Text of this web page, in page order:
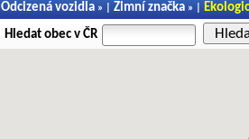
Odcizená vozidla » | Zimní značka » |
Hledat obec v ČR